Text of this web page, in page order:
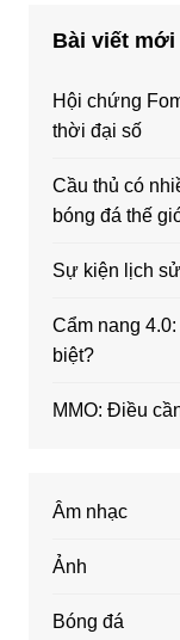
Bài viết mới
Hội chứng
thời đại số
Cầu thủ có
bóng đá thế
Sự kiện lịch
Cẩm nang
biệt?
MMO: Điều
Âm nhạc
Ảnh
Bóng đá